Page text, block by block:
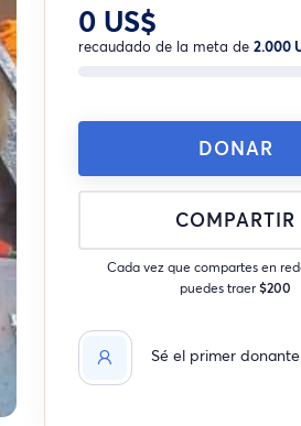
0 US$
recaudado de la meta de 2.000
DONAR
COMPARTIR
Cada vez que compartes en
puedes traer$200
Sé el primer donante